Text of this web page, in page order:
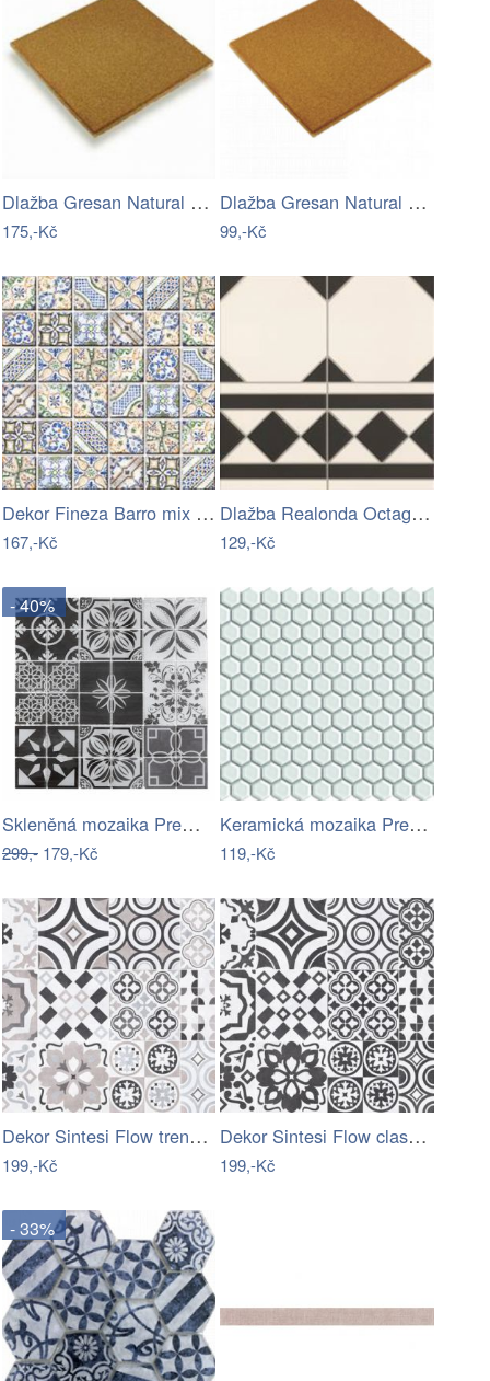
Dlažba Gresan Natural hnědá 33x33 cm…
175,-Kč
Dlažba Gresan Natural hnědá 25x25 cm…
99,-Kč
Dekor Fineza Barro mix 5x5 cm mat…
167,-Kč
Dlažba Realonda Octagon black 33x33 cm…
129,-Kč
- 40%
Skleněná mozaika Premium Mosaic…
299,- 179,-Kč
Keramická mozaika Premium Mosaic bílá…
119,-Kč
Dekor Sintesi Flow trend mix 20x20 cm…
199,-Kč
Dekor Sintesi Flow classic mix 20x20 cm…
199,-Kč
- 33%